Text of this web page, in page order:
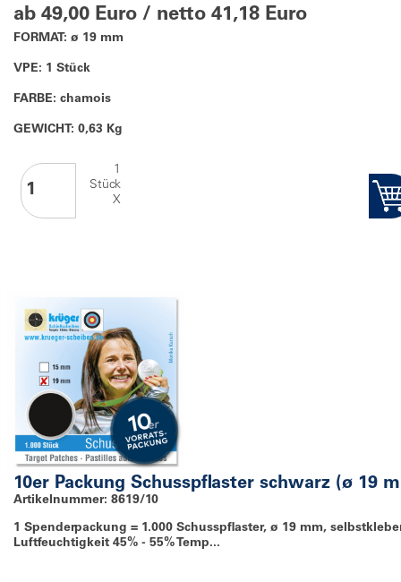
ab 49,00 Euro / netto 41,18 Euro
FORMAT: ø 19 mm
VPE: 1 Stück
FARBE: chamois
GEWICHT: 0,63 Kg
1
Stück
X
10er Packung Schusspflaster schwarz (ø 19
Artikelnummer: 8619/10
1 Spenderpackung = 1.000 Schusspflaster, ø 19 mm,
Luftfeuchtigkeit 45% - 55% Temp...